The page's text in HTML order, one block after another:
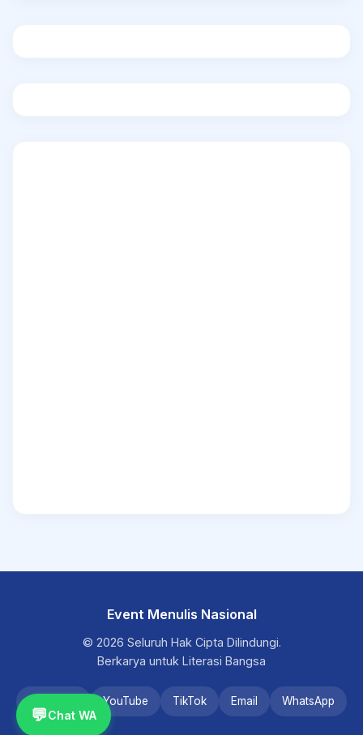
Event Menulis Nasional
© 2026 Seluruh Hak Cipta Dilindungi.
Berkarya untuk Literasi Bangsa
YouTube TikTok Email WhatsApp
💬Chat WA